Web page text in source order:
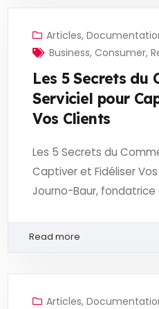
Articles,
Business,Consumer,
Les 5 Secrets du
Serviciel pour
Vos Clients
Les 5 Secrets du
Captiver et Fidéliser
Journo-Baur, fondatrice
Read more
Articles,